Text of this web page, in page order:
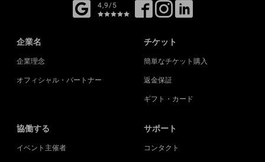
4,9/5
企業名
企業理念
オフィシャル・パートナー
チケット
簡単なチケット購入
返金保証
ギフト・カード
協働する
イベント主催者
サポート
コンタクト